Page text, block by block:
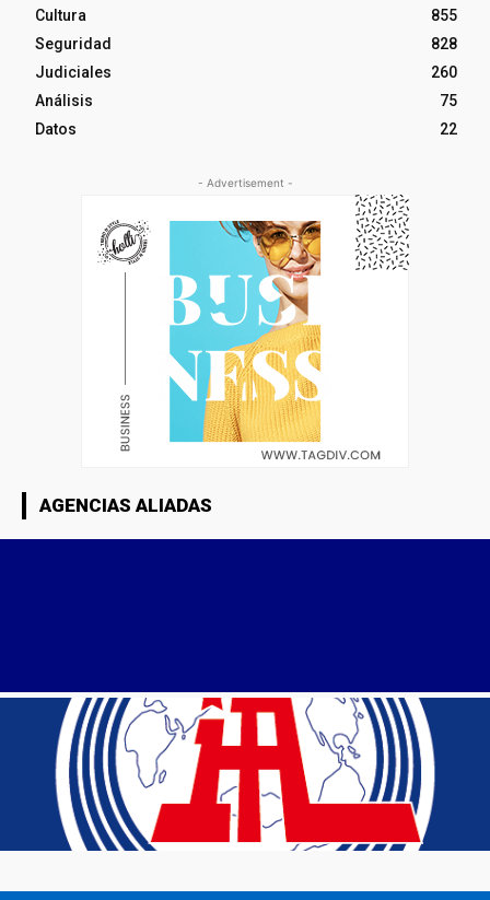
Cultura
855
Seguridad
828
Judiciales
260
Análisis
75
Datos
22
- Advertisement -
AGENCIAS ALIADAS